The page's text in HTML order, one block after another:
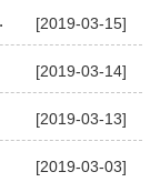
[2019-03-15]
[2019-03-14]
[2019-03-13]
[2019-03-03]